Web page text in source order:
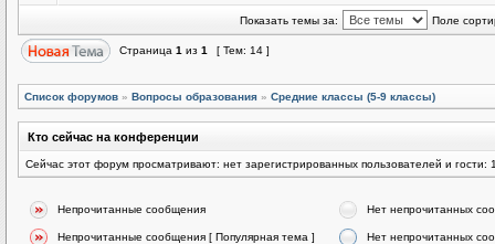
Показать темы за: Поле
Страница 1 из 1 [ Тем: 14 ]
Список форумов » Вопросы образования » Средние классы (5-9 классы)
Кто сейчас на конференции
Сейчас этот форум просматривают: нет зарегистрированных пользователей и гости:
Непрочитанные сообщения Нет непрочитанных
Непрочитанные сообщения [ Популярная тема ] Нет непрочитанных